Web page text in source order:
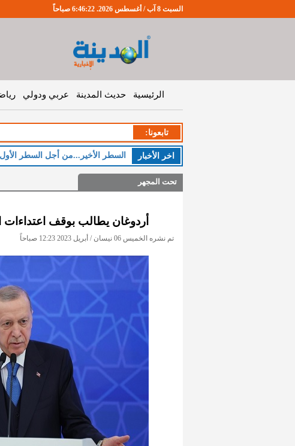
السبت 8 آب / أغسطس 2026. 6:46:23 صباحاً
الرئيسية حديث المدينة عربي ودولي
تابعونا:
اخر اﻷخبار
تحت المجهر
أردوغان يطالب بوقف اعتداءات
تم نشره الخميس 06 نيسان / أبريل 2023 12:23 صباحاً